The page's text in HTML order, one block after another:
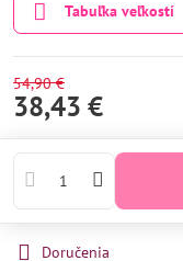
Tabuľka veľkostí
54,90 €
38,43 €
Doručenia